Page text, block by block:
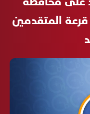
المتقدمين